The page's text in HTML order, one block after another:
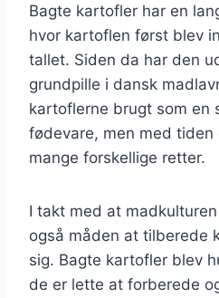
Bagte kartofler har en
hvor kartoflen først blev
tallet. Siden da har den
grundpille i dansk
kartoflerne brugt som en
fødevare, men med
mange forskellige retter.
I takt med at
også måden at tilberede
sig. Bagte kartofler blev
de er lette at forberede